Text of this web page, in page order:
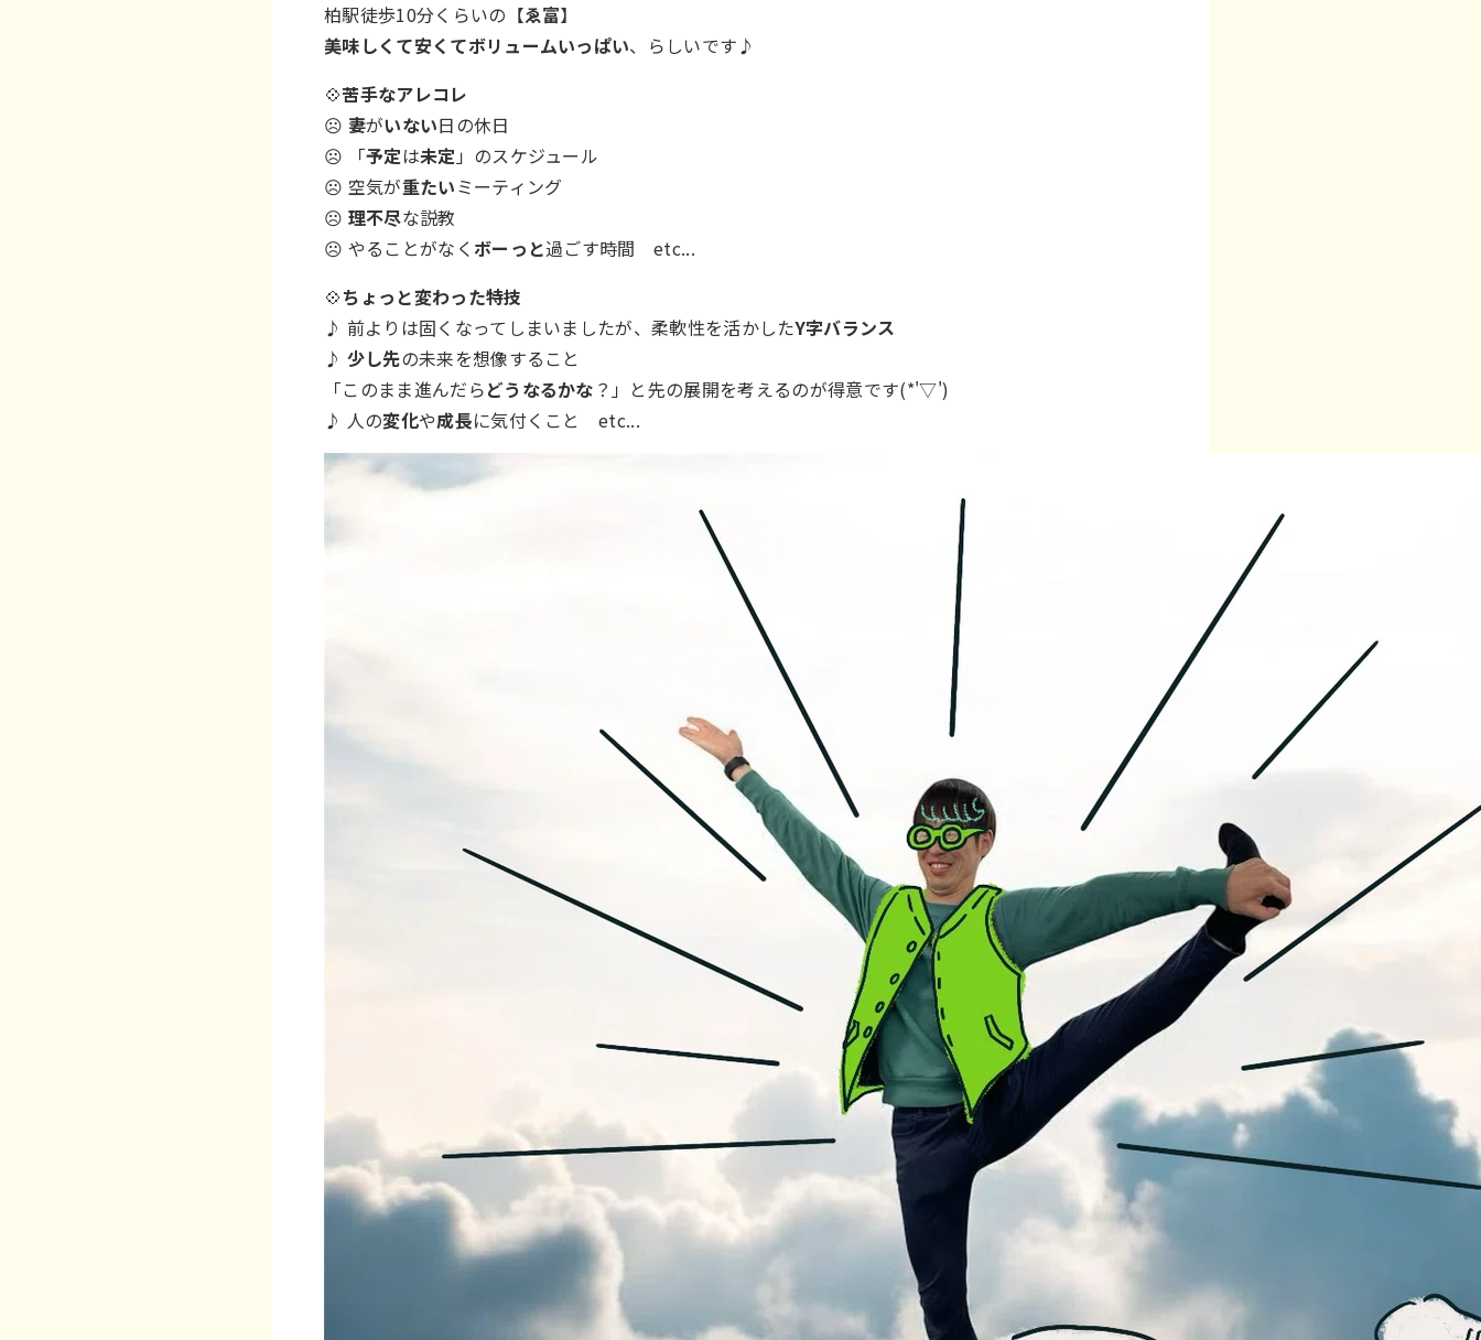
柏駅徒歩10分くらいの【ゑ富】
美味しくて安くてボリュームいっぱい、らしいです♪
💠苦手なアレコレ
☹ 妻がいない日の休日
☹ 「予定は未定 」のスケジュール
☹ 空気が重たいミーティング
☹ 理不尽な説教
☹ やることがなく ボーっと過ごす時間 etc...
💠ちょっと変わった特技
♪ 前よりは固くなってしまいましたが、柔軟性を活かしたY字バランス
♪ 少し先の未来を想像すること
「このまま進んだらどうなるかな ？」と先の展開を考えるのが得意です(*'▽')
♪ 人の変化や成長に気付くこと etc...